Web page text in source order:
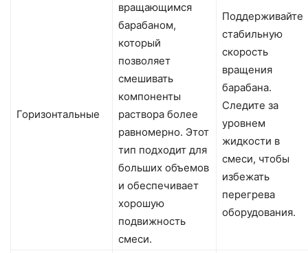
Горизонтальные
вращающимся
барабаном,
который
позволяет
смешивать
компоненты
раствора более
равномерно. Этот
тип подходит для
больших объемов
и обеспечивает
хорошую
подвижность
смеси.
Поддерживайте
стабильную
скорость
вращения
барабана.
Следите за
уровнем
жидкости в
смеси, чтобы
избежать
перегрева
оборудования.